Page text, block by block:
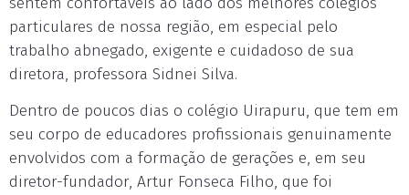
particulares de nossa região, em especial pelo
trabalho abnegado, exigente e cuidadoso de sua
diretora, professora Sidnei Silva.
Dentro de poucos dias o colégio Uirapuru, que tem em
seu corpo de educadores profissionais genuinamente
envolvidos com a formação de gerações e, em seu
diretor-fundador, Artur Fonseca Filho, que foi